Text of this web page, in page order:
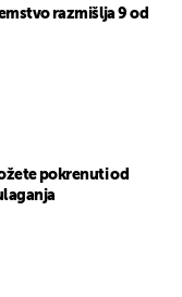
razmišlja 9 od
pokrenuti od